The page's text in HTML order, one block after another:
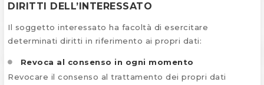
DIRITTI DELL’INTERESSATO
Il soggetto interessato ha facoltà di esercitare
determinati diritti in riferimento ai propri dati:
Revoca al consenso in ogni momento
Revocare il consenso al trattamento dei propri dati